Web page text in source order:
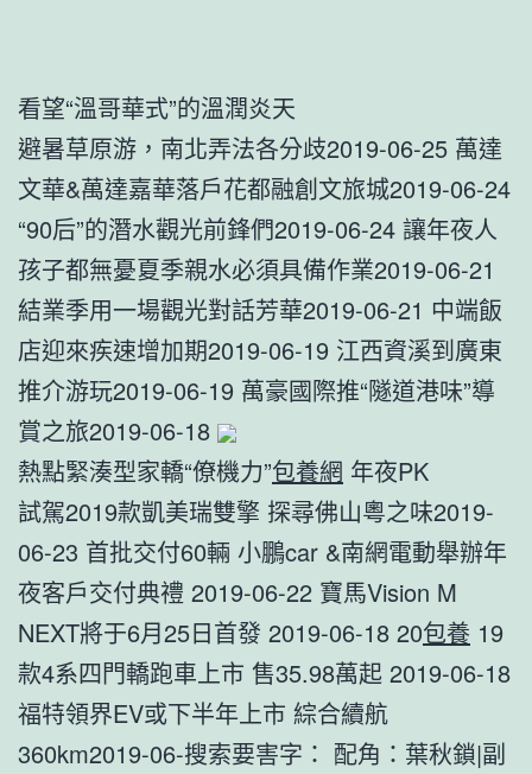
看望“溫哥華式”的溫潤炎天
避暑草原游，南北弄法各分歧2019-06-25 萬達
文華&萬達嘉華落戶花都融創文旅城2019-06-24
“90后”的潛水觀光前鋒們2019-06-24 讓年夜人
孩子都無憂夏季親水必須具備作業2019-06-21
結業季用一場觀光對話芳華2019-06-21 中端飯
店迎來疾速增加期2019-06-19 江西資溪到廣東
推介游玩2019-06-19 萬豪國際推“隧道港味”導
賞之旅2019-06-18
熱點緊湊型家轎“僚機力”包養網 年夜PK
試駕2019款凱美瑞雙擎 探尋佛山粵之味2019-
06-23 首批交付60輛 小鵬car &南網電動舉辦年
夜客戶交付典禮 2019-06-22 寶馬Vision M
NEXT將于6月25日首發 2019-06-18 20包養 19
款4系四門轎跑車上市 售35.98萬起 2019-06-18
福特領界EV或下半年上市 綜合續航
360km2019-06-搜索要害字： 配角：葉秋鎖|副